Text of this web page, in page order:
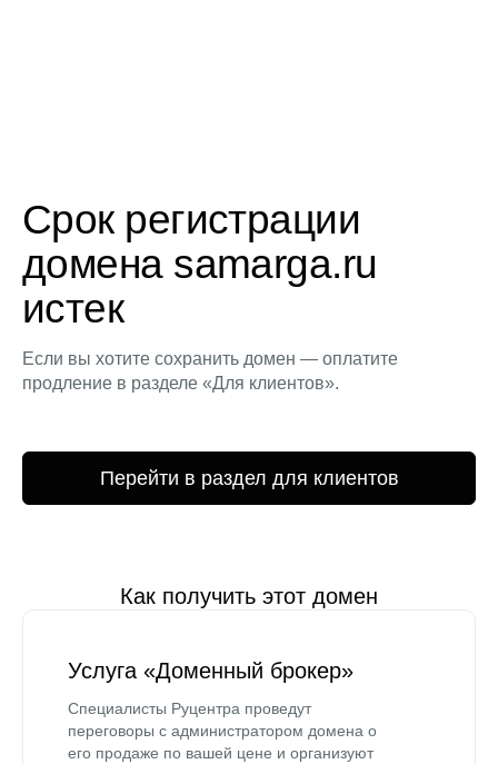
Срок регистрации
домена samarga.ru
истек
Если вы хотите сохранить домен — оплатите
продление в разделе «Для клиентов».
Перейти в раздел для клиентов
Как получить этот домен
Услуга «Доменный брокер»
Специалисты Руцентра проведут
переговоры с администратором домена о
его продаже по вашей цене и организуют